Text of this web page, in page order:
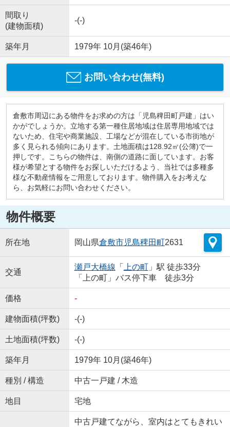
間取り
(建物面積)
-(-)
築年月 1979年 10月(築46年)
お問い合わせ(無料)
倉敷市周辺にある物件をお求めの方は「児島稗田町戸建」はい
かがでしょうか。立地する第一種住居地域は住居専用地域では
ないため、住宅や商業施設、工場などが混在している市街地が
多く見られる傾向にあります。土地面積は128.92㎡(公簿)で一
押しです。こちらの物件は、南側の道路に面しています。お客
様が希望とする物件をお探しいただけるよう、当社では多種多
様な不動産情報をご用意しております。物件購入をお考えな
ら、お気軽にお問い合わせください。
物件概要
所在地 岡山県倉敷市児島稗田町2631
交通
瀬戸大橋線 「 上の町」駅 徒歩33分
「上の町」バス停下車 徒歩3分
価格 -
建物面積(坪数) -(-)
土地面積(坪数) -(-)
築年月 1979年 10月(築46年)
種別 / 構造 中古一戸建 / 木造
地目 宅地
中古戸建てながら、室内はとてもきれい